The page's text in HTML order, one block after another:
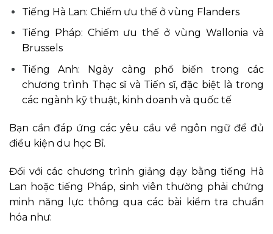
Tiếng Hà Lan: Chiếm ưu thế ở vùng Flanders
Tiếng Pháp: Chiếm ưu thế ở vùng Wallonia và
Brussels
Tiếng Anh: Ngày càng phổ biến trong các
chương trình Thạc sĩ và Tiến sĩ, đặc biệt là trong
các ngành kỹ thuật, kinh doanh và quốc tế
Bạn cần đáp ứng các yêu cầu về ngôn ngữ để đủ
điều kiện du học Bỉ.
Đối với các chương trình giảng dạy bằng tiếng Hà
Lan hoặc tiếng Pháp, sinh viên thường phải chứng
minh năng lực thông qua các bài kiểm tra chuẩn
hóa như: